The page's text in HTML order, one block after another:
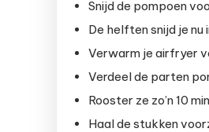
Snijd de pompoen
De helften snijd je
Verwarm je airfryer
Verdeel de parten
Rooster ze zo’n 10
Haal de stukken